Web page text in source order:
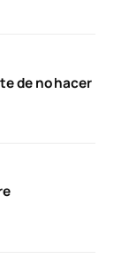
de no hacer